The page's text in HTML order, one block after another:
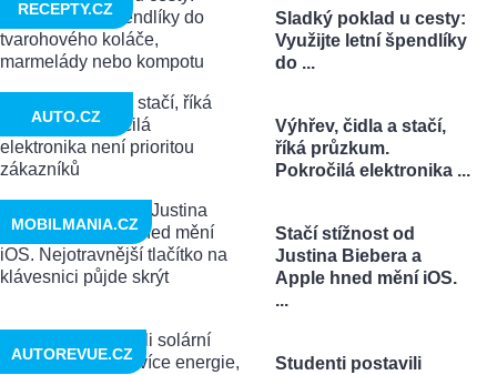
Sladký poklad u cesty:
Využijte letní špendlíky
do ...
RECEPTY.CZ
Výhřev, čidla a stačí,
říká průzkum.
Pokročilá elektronika ...
AUTO.CZ
Stačí stížnost od
Justina Biebera a
Apple hned mění iOS.
...
MOBILMANIA.CZ
Studenti postavili
AUTOREVUE.CZ